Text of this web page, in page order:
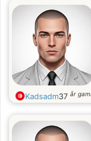
Kadsadm37 år